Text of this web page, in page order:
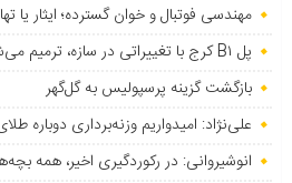
مهندسی فوتبال و خوان گسترده؛ ایثار یا
پل B۱ کرج با تغییراتی در سازه، ترمیم می‌شود
بازگشت گزینه پرسپولیس به ‌گل‌گهر
علی‌نژاد: امیدواریم وزنه‌برداری دوباره
انوشیروانی: در رکوردگیری اخیر، همه